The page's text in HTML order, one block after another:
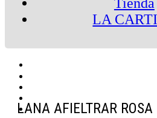
LA
LANA AFIELTRAR ROSA